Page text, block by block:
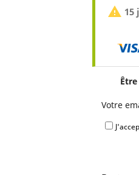
 15
Votre